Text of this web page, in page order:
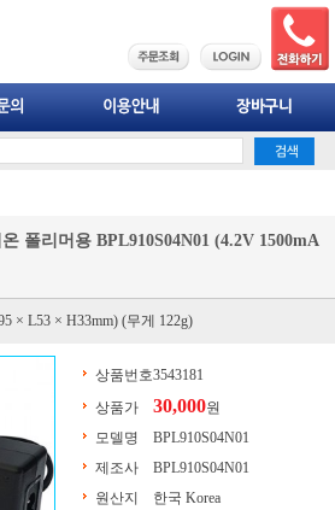
폴리머용 BPL910S04N01 (4.2V 1500mA
× L53 × H33mm) (무게 122g)
상품번호3543181
상품가
30,000원
모델명
BPL910S04N01
제조사
BPL910S04N01
원산지
한국 Korea